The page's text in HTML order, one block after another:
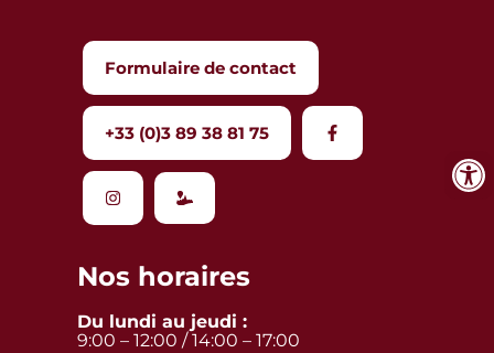
Formulaire de contact
+33 (0)3 89 38 81 75
Nos horaires
Du lundi au jeudi :
9:00 – 12:00 / 14:00 – 17:00